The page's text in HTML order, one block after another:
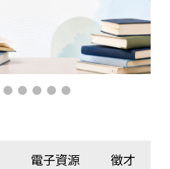
電子資源 徵才